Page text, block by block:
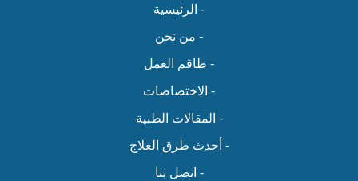
- الرئيسية
- من نحن
- طاقم العمل
- الاختصاصات
- المقالات الطبية
- أحدث طرق العلاج
- اتصل بنا